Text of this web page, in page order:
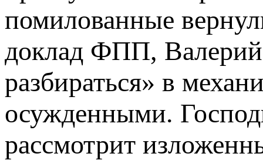
помилованные
доклад ФПП, Валерий
разбираться» в
осужденными.
рассмотрит